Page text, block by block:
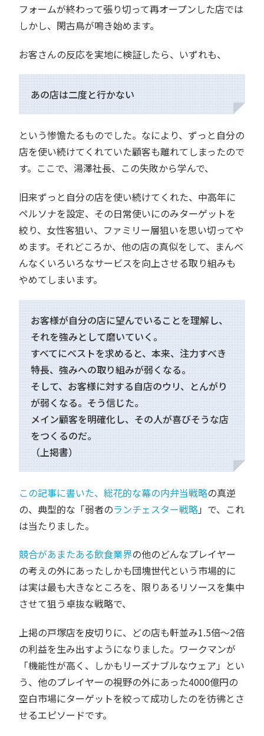
フォームが終わって張り切って再オープンした店では
しかし、閑古鳥が鳴き始めます。
お客さんの反応を実地に検証したら、いずれも、
あの店は二度と行かない
という惨憺たるものでした。なにより、ずっと自分の
店を使い続けてくれていた顧客も離れてしまったので
す。ここで、湯澤社長、この失敗から学んで、
旧来ずっと自分の店を使い続けてくれた、中高年に
ペルソナを設定、その日常使いにのみターゲットを
絞り、女性客狙い、ファミリー層狙いを思い切ってや
めます。それどころか、他の店の真似をして、まんべ
んなくいろいろなサービスを向上させる取り組みも
やめてしまいます。
お客様が自分の店に望んでいることを理解し、
それを強みとして磨いていく。
すべてにベストを求めると、本来、注力すべき
特長、強みへの取り組みが弱くなる。
そして、お客様に対する自店のウリ、とんがり
が弱くなる。そう信じた。
メイン顧客を明確化し、その人が喜びそうな店
をつくるのだ。
（上掲書）
この記事に書いた、総花的な幕の内弁当戦略の真逆
の、典型的な「弱者のランチェスター戦略」で、これ
は当たりました。
競合があまたある飲食業界の他のどんなプレイヤー
の考えの外にあったしかも団塊世代という市場的に
は実は最も大きなところを、限りあるリソースを集中
させて狙う卓抜な戦略で、
上掲の戸塚店を皮切りに、どの店も軒並み1.5倍～2倍
の利益を生み出すようになりました。ワークマンが
「機能性が高く、しかもリーズナブルなウェア」とい
う、他のプレイヤーの視野の外にあった4000億円の
空白市場にターゲットを絞って成功したのを彷彿とさ
せるエピソードです。